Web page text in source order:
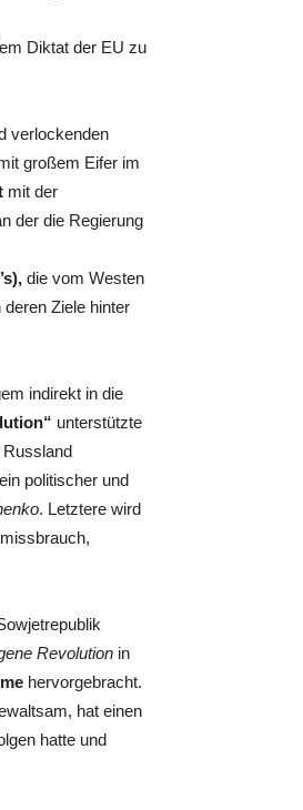
Diktat der EU zu
verlockenden
großem Eifer im
mit der
der die Regierung
die vom Westen
Ziele hinter
indirekt in die
unterstützte
Russland
politischer und
. Letztere wird
Revolution in
hervorgebracht.
hat einen
hatte und